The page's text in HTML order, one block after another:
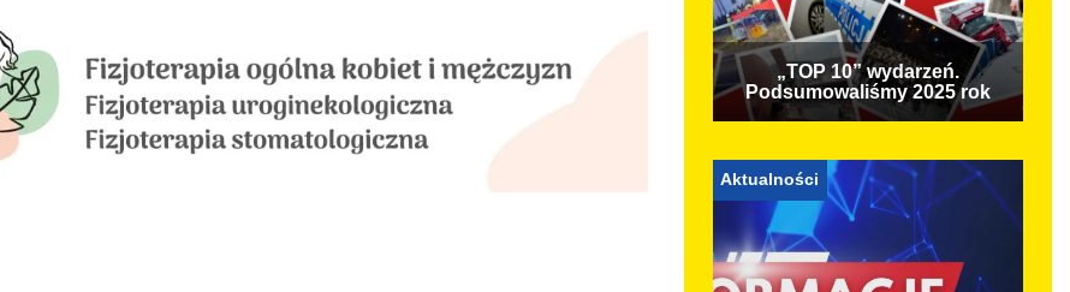
„TOP 10” wydarzeń.
Podsumowaliśmy 2025 rok
Aktualności